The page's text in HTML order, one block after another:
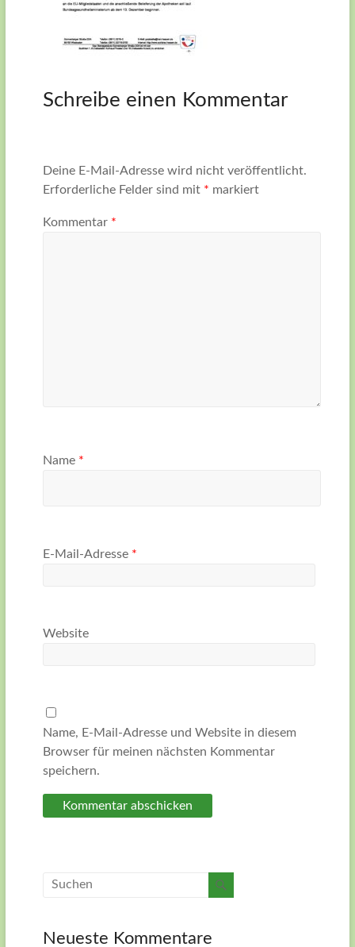
Schreibe einen Kommentar
Deine E-Mail-Adresse wird nicht veröffentlicht.
Erforderliche Felder sind mit * markiert
Kommentar *
Name *
E-Mail-Adresse *
Website
Name, E-Mail-Adresse und Website in diesem
Browser für meinen nächsten Kommentar
speichern.
Neueste Kommentare